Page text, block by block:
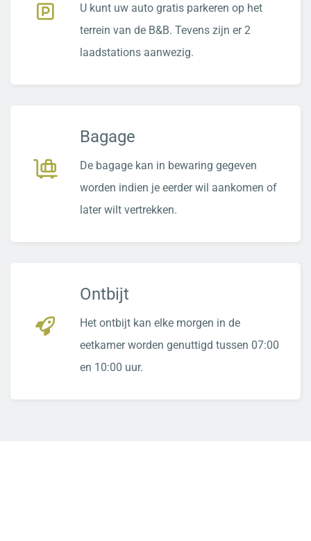
U kunt uw auto gratis parkeren op het
terrein van de B&B. Tevens zijn er 2
laadstations aanwezig.
Bagage
De bagage kan in bewaring gegeven
worden indien je eerder wil aankomen of
later wilt vertrekken.
Ontbijt
Het ontbijt kan elke morgen in de
eetkamer worden genuttigd tussen 07:00
en 10:00 uur.